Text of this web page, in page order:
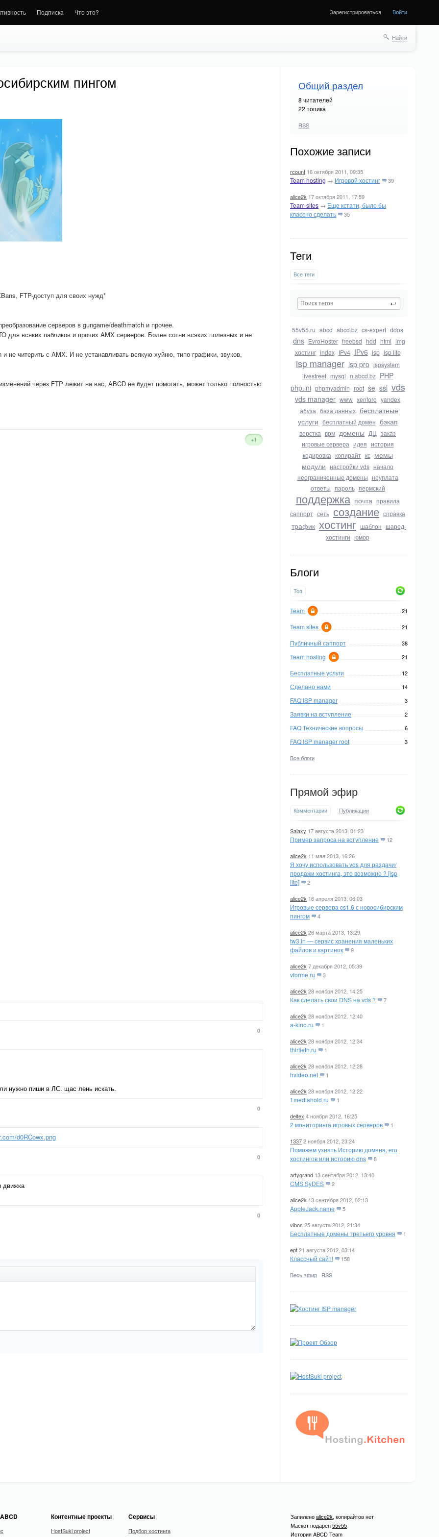
Подписка Что это? Зарегистрироваться Войти
Найти
Общий раздел
8 читателей
22 топика
RSS
Похожие записи
rcount 16 октября 2011, 09:35
Team hosting → Игровой хостинг 39
alice2k 17 октября 2011, 17:59
Team sites → Еще кстати, было бы
классно сделать
35
Теги
Все теги
55v55.ru abcd abcd.bz cs-expert ddos
dns EvroHoster freebsd hdd html img
хостинг index IPv4 IPv6 isp isp lite
isp manager isp pro ispsystem
livestreet mysql n.abcd.bz PHP
php.ini phpmyadmin root se ssl vds
vds manager www xenforo yandex
абуза база данных бесплатные
услуги бесплатный домен бэкап
верстка врм домены ДЦ заказ
игровые сервера идея история
кодировка копирайт кс мемы
модули настройки vds начало
неограниченные домены неуплата
ответы пароль пермский
поддержка почта правила
саппорт сеть создание справка
трафик хостинг шаблон шаред-
хостинги юмор
Блоги
Топ
Team 21
Team sites 21
Публичный саппорт 38
Team hosting 21
Бесплатные услуги 12
Сделано нами 14
FAQ ISP manager 3
Заявки на вступление 2
FAQ Технические вопросы 6
FAQ ISP manager root 3
Все блоги
Прямой эфир
Комментарии Публикации
Salaxy 17 августа 2013, 01:23
Пример запроса на вступление 12
alice2k 11 мая 2013, 16:26
Я хочу использовать vds для раздачи/
продажи хостинга, это возможно ? [isp
lite]
2
alice2k 16 апреля 2013, 06:03
Игровые сервера cs1.6 с новосибирским
пингом
4
alice2k 26 марта 2013, 13:29
tw3.in — сервис хранения маленьких
файлов и картинок
9
alice2k 7 декабря 2012, 05:39
vforme.ru 3
alice2k 28 ноября 2012, 14:25
Как сделать свои DNS на vds ? 7
alice2k 28 ноября 2012, 12:40
a-kino.ru 1
alice2k 28 ноября 2012, 12:34
thirtieth.ru 1
alice2k 28 ноября 2012, 12:28
hvideo.net 1
alice2k 28 ноября 2012, 12:22
1mediahold.ru 1
deltex 4 ноября 2012, 16:25
2 мониторинга игровых серверов 1
13372 ноября 2012, 23:24
Поможем узнать Историю домена, его
хостингов или историю dns
8
artygrand 13 сентября 2012, 13:40
CMS SyDES 2
alice2k 13 сентября 2012, 02:13
AppleJack.name 5
vibos 25 августа 2012, 21:34
Бесплатные домены третьего уровня 1
ept21 августа 2012, 03:14
Классный сайт! 158
Весь эфир · RSS
пингом
FTP-доступ для своих нужд*
серверов в gungame/deathmatch и прочее.
для всяких пабликов и прочих AMX серверов. Более сотни всяких полезных и не
читерить с AMX. И не устанавливать всякую хуйню, типо графики, звуков,
через FTP лежит на вас, ABCD не будет помогать, может только полностью
+1
0
нужно пиши в ЛС. щас лень искать.
0
d0RCowx.png
0
движка
0
Контентные проекты
HostSuki project
Сервисы
Подбор хостинга
Запиленоalice2k, копирайтов нет
Маскот подарен55v55
История ABCD Team